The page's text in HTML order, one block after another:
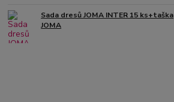
Sada dresů JOMA INTER 15 ks+taška
JOMA